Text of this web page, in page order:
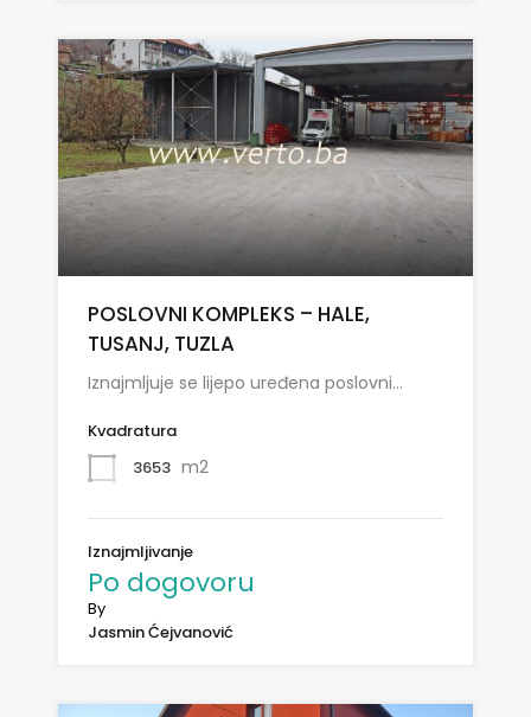
POSLOVNI KOMPLEKS – HALE,
TUSANJ, TUZLA
Iznajmljuje se lijepo uređena poslovni…
Kvadratura
3653 m2
Iznajmljivanje
Po dogovoru
By
Jasmin Ćejvanović